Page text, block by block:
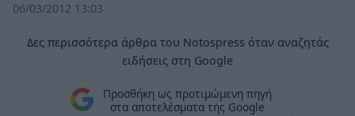
06/03/2012 13:03
Δες περισσότερα άρθρα του Notospress όταν αναζητάς
ειδήσεις στη Google
Προσθήκη ως προτιμώμενη πηγή
στα αποτελέσματα της Google